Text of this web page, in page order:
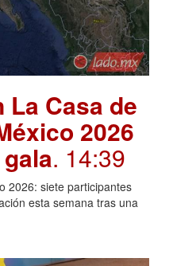
La Casa de
2026
. 14:39
2026: siete participantes
esta semana tras una